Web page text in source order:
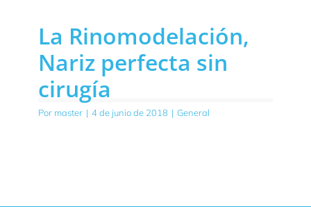
La Rinomodelación,
Nariz perfecta sin
cirugía
Por master | 4 de junio de 2018 | General